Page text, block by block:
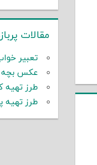
مقالات
تعبیر
عکس بچه
طرز تهیه
طرز تهیه